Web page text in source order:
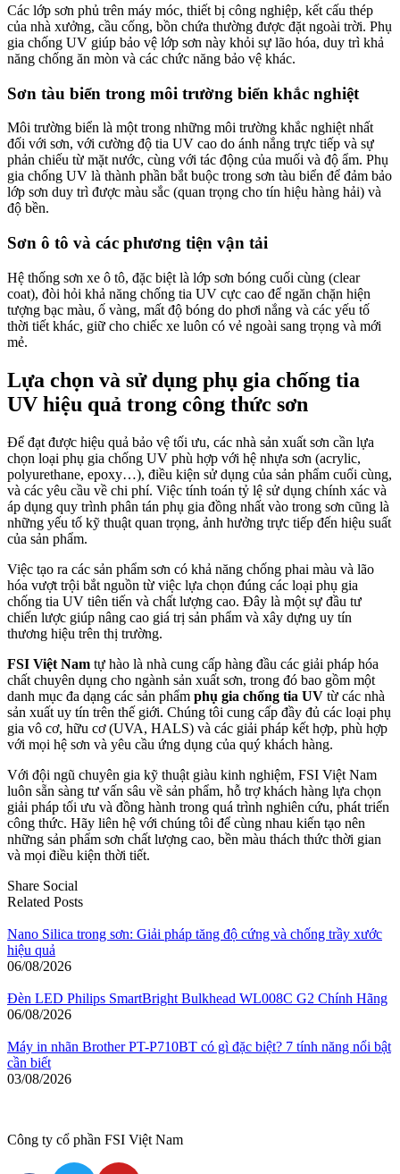
Các lớp sơn phủ trên máy móc, thiết bị công nghiệp, kết cấu thép
của nhà xưởng, cầu cống, bồn chứa thường được đặt ngoài trời. Phụ
gia chống UV giúp bảo vệ lớp sơn này khỏi sự lão hóa, duy trì khả
năng chống ăn mòn và các chức năng bảo vệ khác.
Sơn tàu biển trong môi trường biển khắc nghiệt
Môi trường biển là một trong những môi trường khắc nghiệt nhất
đối với sơn, với cường độ tia UV cao do ánh nắng trực tiếp và sự
phản chiếu từ mặt nước, cùng với tác động của muối và độ ẩm. Phụ
gia chống UV là thành phần bắt buộc trong sơn tàu biển để đảm bảo
lớp sơn duy trì được màu sắc (quan trọng cho tín hiệu hàng hải) và
độ bền.
Sơn ô tô và các phương tiện vận tải
Hệ thống sơn xe ô tô, đặc biệt là lớp sơn bóng cuối cùng (clear
coat), đòi hỏi khả năng chống tia UV cực cao để ngăn chặn hiện
tượng bạc màu, ố vàng, mất độ bóng do phơi nắng và các yếu tố
thời tiết khác, giữ cho chiếc xe luôn có vẻ ngoài sang trọng và mới
mẻ.
Lựa chọn và sử dụng phụ gia chống tia
UV hiệu quả trong công thức sơn
Để đạt được hiệu quả bảo vệ tối ưu, các nhà sản xuất sơn cần lựa
chọn loại phụ gia chống UV phù hợp với hệ nhựa sơn (acrylic,
polyurethane, epoxy…), điều kiện sử dụng của sản phẩm cuối cùng,
và các yêu cầu về chi phí. Việc tính toán tỷ lệ sử dụng chính xác và
áp dụng quy trình phân tán phụ gia đồng nhất vào trong sơn cũng là
những yếu tố kỹ thuật quan trọng, ảnh hưởng trực tiếp đến hiệu suất
của sản phẩm.
Việc tạo ra các sản phẩm sơn có khả năng chống phai màu và lão
hóa vượt trội bắt nguồn từ việc lựa chọn đúng các loại phụ gia
chống tia UV tiên tiến và chất lượng cao. Đây là một sự đầu tư
chiến lược giúp nâng cao giá trị sản phẩm và xây dựng uy tín
thương hiệu trên thị trường.
FSI Việt Nam tự hào là nhà cung cấp hàng đầu các giải pháp hóa
chất chuyên dụng cho ngành sản xuất sơn, trong đó bao gồm một
danh mục đa dạng các sản phẩm phụ gia chống tia UV từ các nhà
sản xuất uy tín trên thế giới. Chúng tôi cung cấp đầy đủ các loại phụ
gia vô cơ, hữu cơ (UVA, HALS) và các giải pháp kết hợp, phù hợp
với mọi hệ sơn và yêu cầu ứng dụng của quý khách hàng.
Với đội ngũ chuyên gia kỹ thuật giàu kinh nghiệm, FSI Việt Nam
luôn sẵn sàng tư vấn sâu về sản phẩm, hỗ trợ khách hàng lựa chọn
giải pháp tối ưu và đồng hành trong quá trình nghiên cứu, phát triển
công thức. Hãy liên hệ với chúng tôi để cùng nhau kiến tạo nên
những sản phẩm sơn chất lượng cao, bền màu thách thức thời gian
và mọi điều kiện thời tiết.
Share Social
Related Posts
Nano Silica trong sơn: Giải pháp tăng độ cứng và chống trầy xước
hiệu quả
06/08/2026
Đèn LED Philips SmartBright Bulkhead WL008C G2 Chính Hãng
06/08/2026
Máy in nhãn Brother PT-P710BT có gì đặc biệt? 7 tính năng nổi bật
cần biết
03/08/2026
Công ty cổ phần FSI Việt Nam